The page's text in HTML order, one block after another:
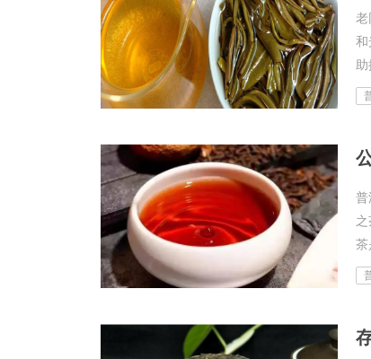
老
和
助
普
茶